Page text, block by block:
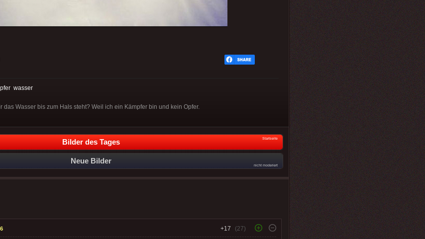
wasser
das Wasser bis zum Hals steht? Weil ich ein Kämpfer bin und kein Opfer.
Bilder des Tages Startseite
Neue Bilder
nicht moderiert
+17 (27)